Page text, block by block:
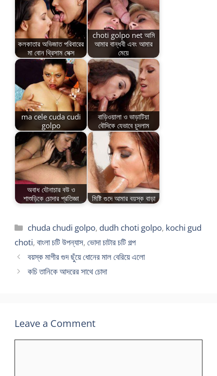
কলকাতার অভিজাত পরিবারের
মা বোন থ্রিসাম সেক্স
choti golpo net আমি
আমার বান্ধবী এবং আমার
মেয়ে
ma cele cuda cudi
golpo
বাড়িওয়ালা ও ভাড়াটিয়া
বৌদিকে যেভাবে চুদলাম
অবাধ যৌনাচার বউ ও
শাশুড়িকে চোদার প্রতিজ্ঞা
মিষ্টি গুদে আমার বয়স্ক বাড়া
Categories
chuda chudi golpo, dudh choti golpo, kochi gud
choti, বাংলা চটি উপন্যাস, ভোদা চাটার চটি গল্প
বয়স্ক মাগীর গুদ ছুঁয়ে ধোনের মাল বেরিয়ে এলো
কচি তানিকে আদরের সাথে চোদা
Leave a Comment